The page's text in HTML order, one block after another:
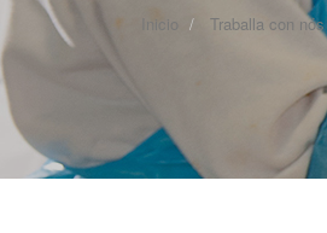
Inicio Traballa con nós